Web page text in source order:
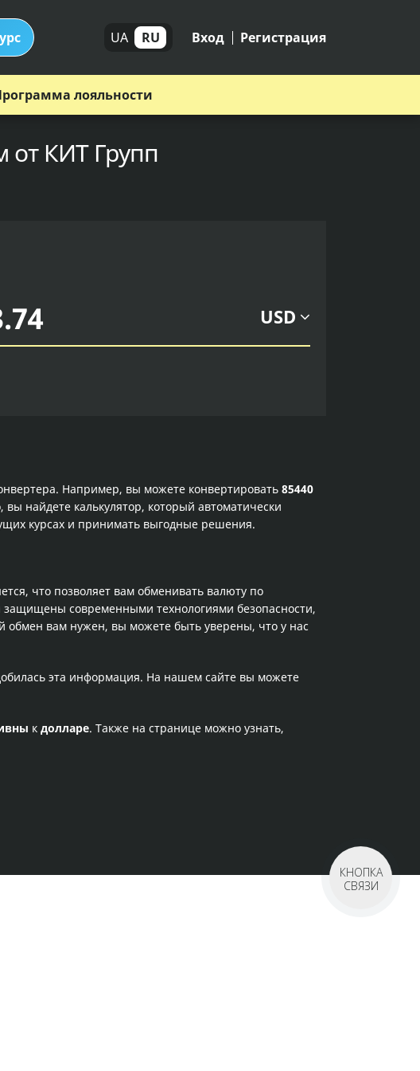
UA RU Вход Регистрация
лояльности
от КИТ Групп
USD
Например, вы можете конвертировать 85440
найдете калькулятор, который автоматически
курсах и принимать выгодные решения.
что позволяет вам обменивать валюту по
современными технологиями безопасности,
обмен вам нужен, вы можете быть уверены, что у нас
эта информация. На нашем сайте вы можете
к долларе. Также на странице можно узнать,
КНОПКА
СВЯЗИ